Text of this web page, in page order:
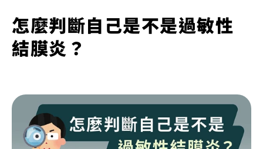
怎麼判斷自己是不是過敏性
結膜炎？